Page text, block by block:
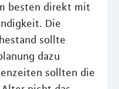
besten direkt mit
Die
sollte
dazu
sollten die